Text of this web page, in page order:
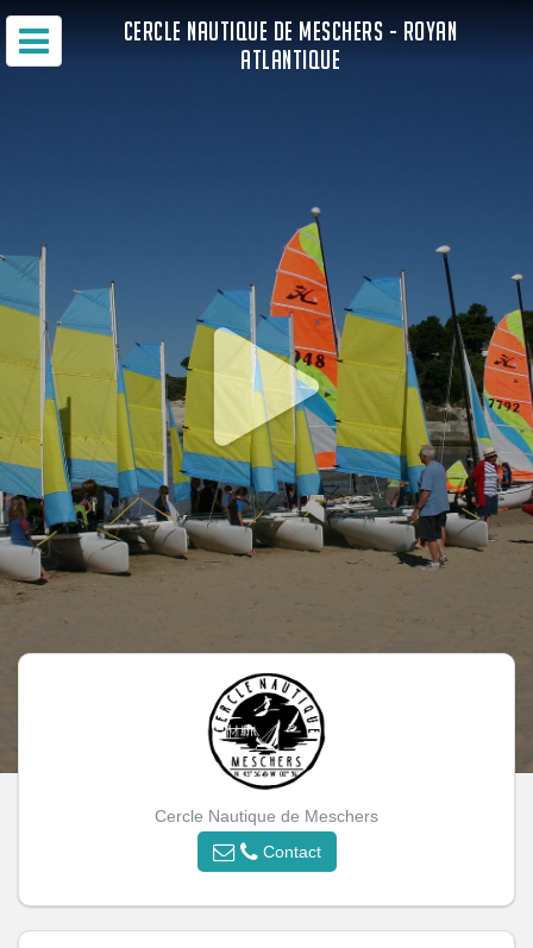
CERCLE NAUTIQUE DE MESCHERS - ROYAN
ATLANTIQUE
Cercle Nautique de Meschers
Contact